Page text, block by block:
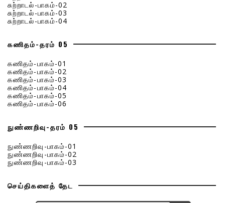
சுற்றாடல்-பாகம்-02
சுற்றாடல்-பாகம்-03
சுற்றாடல்-பாகம்-04
கணிதம்-தரம் 05
கணிதம்-பாகம்-01
கணிதம்-பாகம்-02
கணிதம்-பாகம்-03
கணிதம்-பாகம்-04
கணிதம்-பாகம்-05
கணிதம்-பாகம்-06
நுண்ணறிவு-தரம் 05
நுண்ணறிவு-பாகம்-01
நுண்ணறிவு-பாகம்-02
நுண்ணறிவு-பாகம்-03
செய்திகளைத் தேட